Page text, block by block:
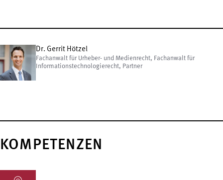
Dr. Gerrit Hötzel
Fachanwalt für Urheber- und Medienrecht, Fachanwalt für
Informationstechnologierecht, Partner
KOMPETENZEN